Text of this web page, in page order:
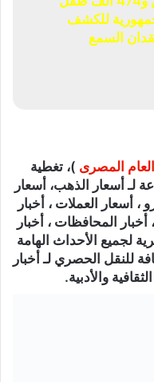
للكشف
السمع
العام المصرى )، تغطية
على مدار الـ 24 ساعة لـ أسعار الذهب، أسعار
، أسعار العملات ، أخبار
أخبار المحافظات ، أخبار
لجميع الأحداث الهامة
للنقل الحصري لـ أخبار
والأدبية.